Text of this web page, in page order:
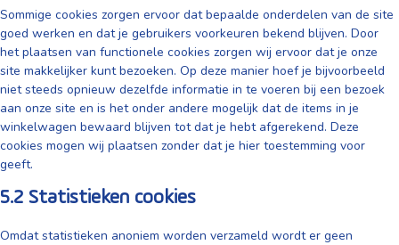
Sommige cookies zorgen ervoor dat bepaalde onderdelen van de site
goed werken en dat je gebruikers voorkeuren bekend blijven. Door
het plaatsen van functionele cookies zorgen wij ervoor dat je onze
site makkelijker kunt bezoeken. Op deze manier hoef je bijvoorbeeld
niet steeds opnieuw dezelfde informatie in te voeren bij een bezoek
aan onze site en is het onder andere mogelijk dat de items in je
winkelwagen bewaard blijven tot dat je hebt afgerekend. Deze
cookies mogen wij plaatsen zonder dat je hier toestemming voor
geeft.
5.2 Statistieken cookies
Omdat statistieken anoniem worden verzameld wordt er geen